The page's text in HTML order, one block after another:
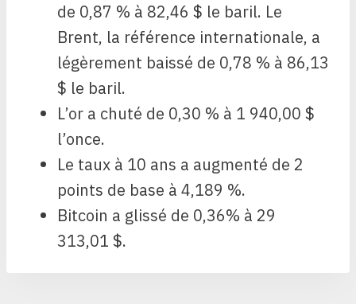
de 0,87 % à 82,46 $ le baril. Le
Brent, la référence internationale, a
légèrement baissé de 0,78 % à 86,13
$ le baril.
L’or a chuté de 0,30 % à 1 940,00 $
l’once.
Le taux à 10 ans a augmenté de 2
points de base à 4,189 %.
Bitcoin a glissé de 0,36% à 29
313,01 $.